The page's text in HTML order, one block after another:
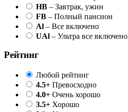
HB – Завтрак, ужин
FB – Полный пансион
Al – Все включено
UAl – Ультра все включено
Рейтинг
Любой рейтинг
4.5+ Превосходно
4.0+ Очень хорошо
3.5+ Хорошо